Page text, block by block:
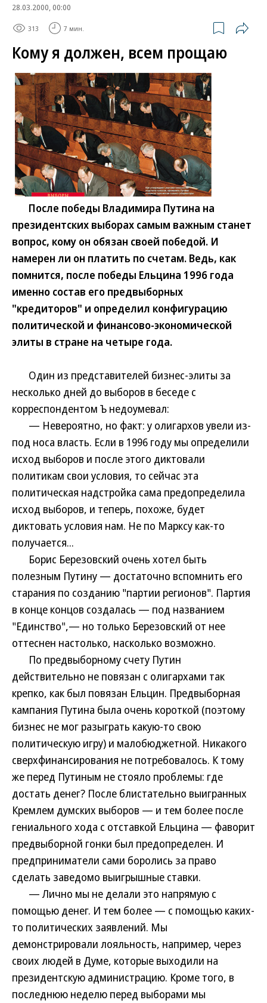
28.03.2000, 00:00
313 7 мин.
Кому я должен, всем прощаю
После победы Владимира Путина на
президентских выборах самым важным станет
вопрос, кому он обязан своей победой. И
намерен ли он платить по счетам. Ведь, как
помнится, после победы Ельцина 1996 года
именно состав его предвыборных
"кредиторов" и определил конфигурацию
политической и финансово-экономической
элиты в стране на четыре года.
Один из представителей бизнес-элиты за
несколько дней до выборов в беседе с
корреспондентом Ъ недоумевал:
— Невероятно, но факт: у олигархов увели из-
под носа власть. Если в 1996 году мы определили
исход выборов и после этого диктовали
политикам свои условия, то сейчас эта
политическая надстройка сама предопределила
исход выборов, и теперь, похоже, будет
диктовать условия нам. Не по Марксу как-то
получается...
Борис Березовский очень хотел быть
полезным Путину — достаточно вспомнить его
старания по созданию "партии регионов". Партия
в конце концов создалась — под названием
"Единство",— но только Березовский от нее
оттеснен настолько, насколько возможно.
По предвыборному счету Путин
действительно не повязан с олигархами так
крепко, как был повязан Ельцин. Предвыборная
кампания Путина была очень короткой (поэтому
бизнес не мог разыграть какую-то свою
политическую игру) и малобюджетной. Никакого
сверхфинансирования не потребовалось. К тому
же перед Путиным не стояло проблемы: где
достать денег? После блистательно выигранных
Кремлем думских выборов — и тем более после
гениального хода с отставкой Ельцина — фаворит
предвыборной гонки был предопределен. И
предприниматели сами боролись за право
сделать заведомо выигрышные ставки.
— Лично мы не делали это напрямую с
помощью денег. И тем более — с помощью каких-
то политических заявлений. Мы
демонстрировали лояльность, например, через
своих людей в Думе, которые выходили на
президентскую администрацию. Кроме того, в
последнюю неделю перед выборами мы